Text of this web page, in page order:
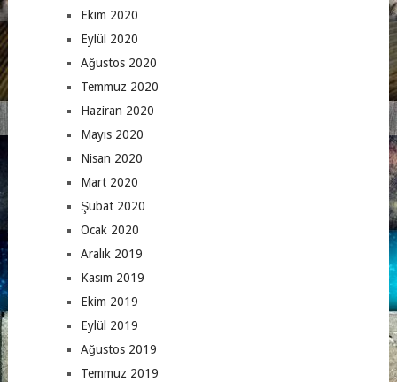
Ekim 2020
Eylül 2020
Ağustos 2020
Temmuz 2020
Haziran 2020
Mayıs 2020
Nisan 2020
Mart 2020
Şubat 2020
Ocak 2020
Aralık 2019
Kasım 2019
Ekim 2019
Eylül 2019
Ağustos 2019
Temmuz 2019